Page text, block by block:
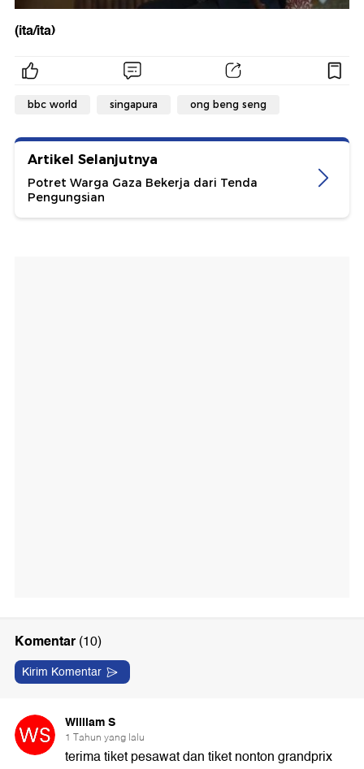
(ita/ita)
bbc world singapura ong beng seng
Artikel Selanjutnya
Potret Warga Gaza Bekerja dari Tenda
Pengungsian